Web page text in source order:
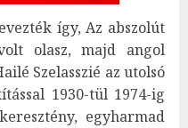
így, Az abszolút
olasz, majd angol
Szelasszié az utolsó
1930-tül 1974-ig
egyharmad